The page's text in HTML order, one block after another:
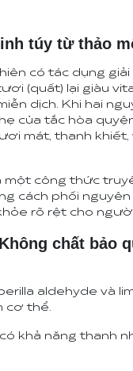
túy từ thảo
có tác dụng giải
(quất) lại giàu
dịch. Khi hai
của tắc hòa
mát, thanh khiết,
một công thức
cách phối
rõ rệt cho
chất bảo
aldehyde và
cơ thể.
khả năng thanh